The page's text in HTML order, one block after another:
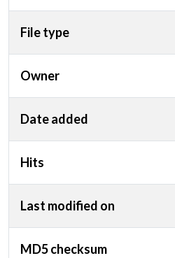
File type
Owner
Date added
Hits
Last modified on
MD5 checksum